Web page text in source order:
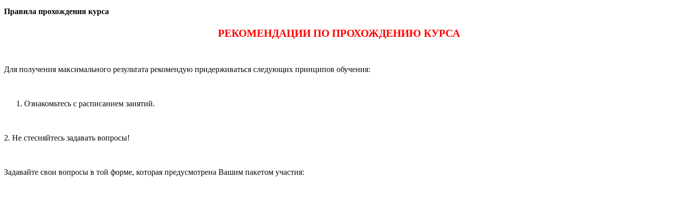
Правила прохождения курса
РЕКОМЕНДАЦИИ ПО ПРОХОЖДЕНИЮ КУРСА
Для получения максимального результата рекомендую придерживаться следующих принципов обучения:
Ознакомьтесь с расписанием занятий.
2. Не стесняйтесь задавать вопросы!
Задавайте свои вопросы в той форме, которая предусмотрена Вашим пакетом участия: